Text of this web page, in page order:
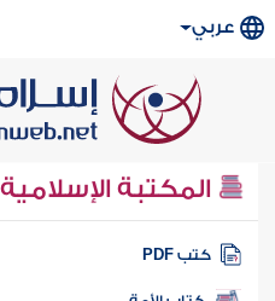
عربي
المكتبة الإسلامية
كتب PDF